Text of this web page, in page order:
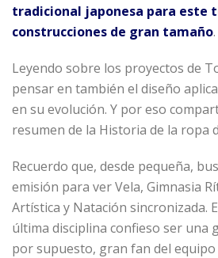
tradicional japonesa para este
construcciones de gran tamaño.
Leyendo sobre los proyectos de
pensar en también el diseño
en su evolución. Y por eso
resumen de la Historia de la ropa
Recuerdo que, desde pequeña,
emisión para ver Vela, Gimnasia
Artística y Natación sincronizada.
última disciplina confieso ser una
por supuesto, gran fan del equipo